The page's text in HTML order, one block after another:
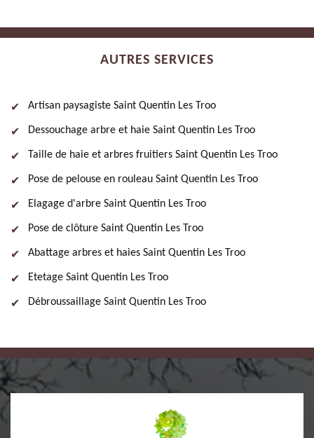
AUTRES SERVICES
Artisan paysagiste Saint Quentin Les Troo
Dessouchage arbre et haie Saint Quentin Les Troo
Taille de haie et arbres fruitiers Saint Quentin Les Troo
Pose de pelouse en rouleau Saint Quentin Les Troo
Elagage d'arbre Saint Quentin Les Troo
Pose de clôture Saint Quentin Les Troo
Abattage arbres et haies Saint Quentin Les Troo
Etetage Saint Quentin Les Troo
Débroussaillage Saint Quentin Les Troo